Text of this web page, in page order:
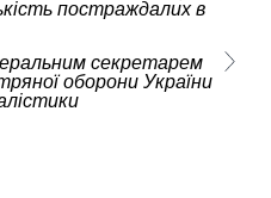
постраждалих в
секретарем
оборони України